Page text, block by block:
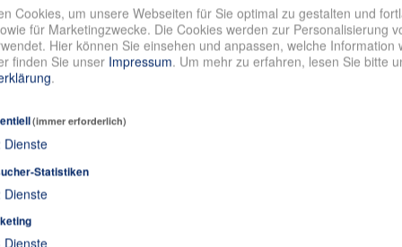
Cookies, um unsere Webseiten für Sie optimal zu gestalten und
für Marketingzwecke. Die Cookies werden zur Personalisierung
Hier können Sie einsehen und anpassen, welche Information
finden Sie unser Impressum. Um mehr zu erfahren, lesen Sie bitte
.
(immer erforderlich)
Dienste
Statistiken
Dienste
Gummi-Laufsohle
Korkfußbett
nach EN ISO 20347:2012
Gummi Laufsohle
Säure und Laugen